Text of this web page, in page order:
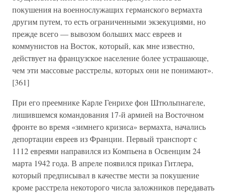
покушения на военнослужащих германского вермахта
другим путем, то есть ограниченными экзекуциями, но
прежде всего — вывозом больших масс евреев и
коммунистов на Восток, который, как мне известно,
действует на французское население более устрашающе,
чем эти массовые расстрелы, которых они не понимают».
[361]
При его преемнике Карле Генрихе фон Штюльпнагеле,
лишившемся командования 17-й армией на Восточном
фронте во время «зимнего кризиса» вермахта, начались
депортации евреев из Франции. Первый транспорт с
1112 евреями направился из Компьена в Освенцим 24
марта 1942 года. В апреле появился приказ Гитлера,
который предписывал в качестве мести за покушение
кроме расстрела некоторого числа заложников передавать